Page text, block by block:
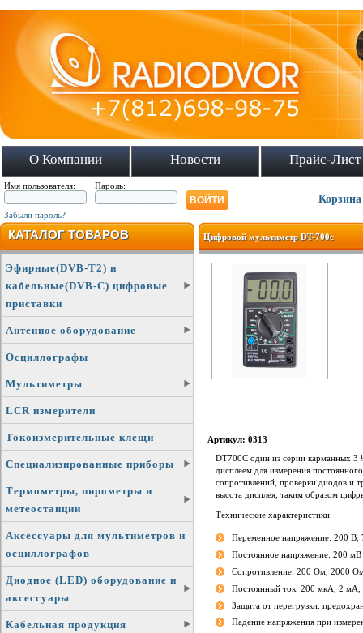
О Компании Новости Прайс-Лист
Имя пользователя: Пароль:
Забыли пароль?
Корзина
КАТАЛОГ ТОВАРОВ
Эфирные(DVB-T2) и
кабельные(DVB-C) цифровые
приставки
Антенное оборудование
Осциллографы
Мультиметры
LCR измерители
Токоизмерительные клещи
Специализированные приборы
Термометры, пирометры и
метеостанции
Аксессуары для мультиметров и
осциллографов
Диодное (LED) оборудование и
аксессуары
Кабельная продукция
Цифровой мультиметр DT-700c
Артикул: 0313
DT700C один из серии карманных
дисплеем для измерения
сопротивлений, проверки диодов и
высота дисплея, таким образом
Технические характеристики:
Переменное напряжение: 200 В,
Постоянное напряжение: 200
Сопротивление: 200 Ом, 2000
Постоянный ток: 200 мкА, 2
Защита от перегрузки:
Падение напряжения при